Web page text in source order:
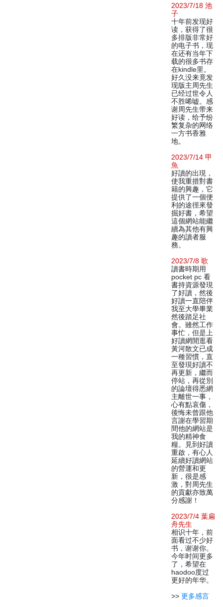
2023/7/18 池
子
十年前发现好
读，获得了很
多排版非常好
的电子书，现
在还有当年下
载的很多书存
在kindle里。
好久没来竟发
现版主周先生
已经过世令人
不胜唏嘘。感
谢周先生带来
好读，给予纷
繁复杂的网络
一方书香雅
地。
2023/7/14 甲
魚
好讀的出現，
使我重措對書
籍的興趣，它
提供了一個便
利的途徑來發
掘好書，希望
這個網站能繼
續為其他有興
趣的讀者服
務。
2023/7/8 歌
讀書時期用
pocket pc 看
書持資源發現
了好讀，然後
好讀一直陪伴
我至大學畢業
然後踏足社
會。雖然工作
事忙，但是上
好讀網閒逛看
黃河散文已成
一種習慣，直
至發現好讀不
再更新，繼而
停站，再從別
的論壇得悉網
主離世一事，
心有點哀傷，
後悔未曾跟他
言謝在學習期
間他的網站是
我的精神食
糧。見到好讀
重啟，有心人
延續好讀網站
的營運和更
新，很是感
激，對周先生
的貢獻亦致萬
分感謝！
2023/7/4 葉扁
舟先生
相识十年，前
面看过不少好
书，谢谢你。
今年时间更多
了，希望在
haodoo度过
更好的年华。
>> 更多感言